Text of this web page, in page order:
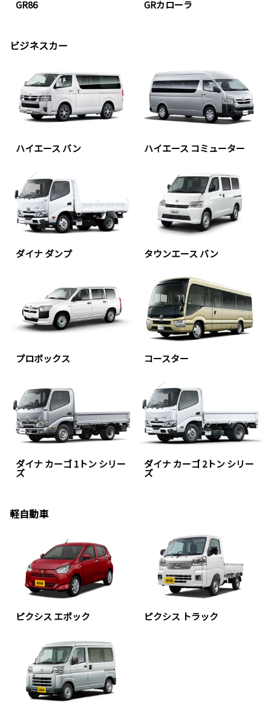
GR86 GRカローラ
ビジネスカー
ハイエース バン ハイエース コミューター
ダイナ ダンプ タウンエース バン
プロボックス コースター
ダイナ カーゴ 1トン シリー
ズ
ダイナ カーゴ 2トン シリー
ズ
軽自動車
ピクシス エポック ピクシス トラック